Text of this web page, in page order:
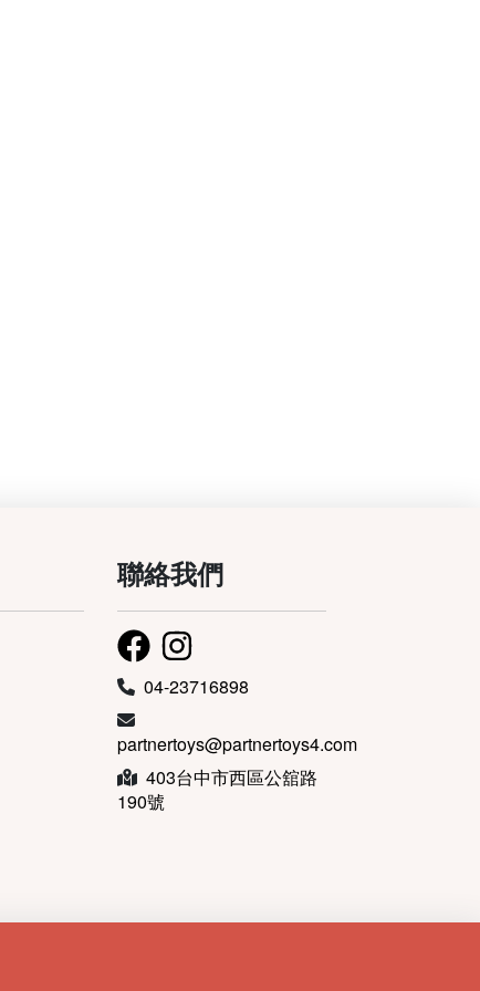
聯絡我們
04-23716898
partnertoys@partnertoys4.com
403台中市西區公舘路
190號